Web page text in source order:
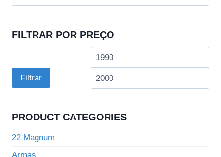
por:
FILTRAR POR PREÇO
Preço
Filtrar
PRODUCT CATEGORIES
22 Magnum
Armas